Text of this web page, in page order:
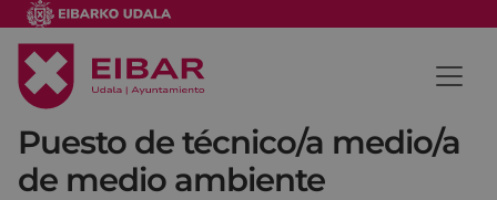
Puesto de técnico/a medio/a
de medio ambiente